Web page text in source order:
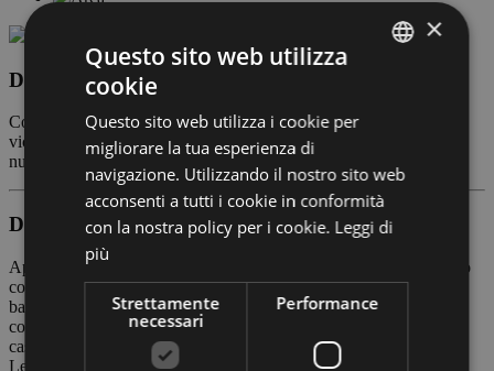
Descrizione condominio
Complesso di appartamenti a Lignano Sabbiadoro, posizionato
vicinissimo al mare e alla nuova zona pedonale, posto auto
numerato.
Descrizione appartamento
Appartamento al 2. piano senza ascensore, composto da soggiorno
con divanoletto x 2 persone, angolo cottura, camera matrimoniale,
bagno con doccia/WC/bidet, spazioso terrazzo attrezzato, aria
condizionata a pagamento, TV, forno a microonde, lavatrice,
cassaforte, posto auto numerato.
Le pulizie iniziali e di cambio in ogni appartamento vengono fatte
×
Questo sito web utilizza
cookie
Questo sito web utilizza i cookie per
migliorare la tua esperienza di
navigazione. Utilizzando il nostro sito web
acconsenti a tutti i cookie in conformità
con la nostra policy per i cookie. Leggi di
più
Strettamente
necessari
Performance